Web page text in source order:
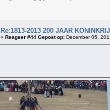
Re:1813-2013 200 JAAR
« Reageer #44 Gepost op: December 05,